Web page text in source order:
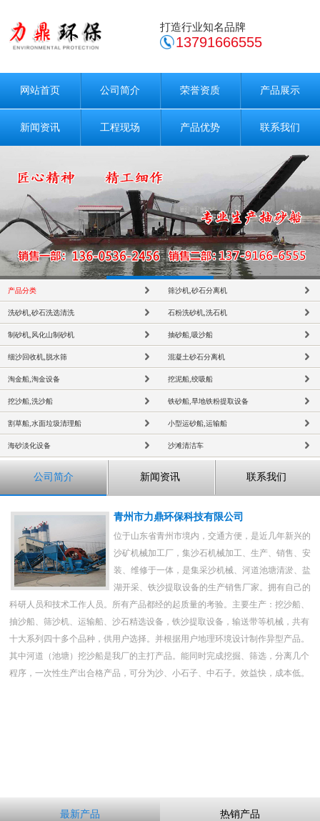
打造行业知名品牌
13791666555
网站首页 公司简介 荣誉资质 产品展示
新闻资讯 工程现场 产品优势 联系我们
产品分类 筛沙机,砂石分离机
洗砂机,砂石洗选清洗 石粉洗砂机,洗石机
制砂机,风化山制砂机 抽砂船,吸沙船
细沙回收机,脱水筛 混凝土砂石分离机
淘金船,淘金设备 挖泥船,绞吸船
挖沙船,洗沙船 铁砂船,旱地铁粉提取设备
割草船,水面垃圾清理船 小型运砂船,运输船
海砂淡化设备 沙滩清洁车
公司简介 新闻资讯 联系我们
青州市力鼎环保科技有限公司
位于山东省青州市境内，交通方便，是近几年新兴的
沙矿机械加工厂，集沙石机械加工、生产、销售、安
装、维修于一体，是集采沙机械、河道池塘清淤、盐
湖开采、铁沙提取设备的生产销售厂家。拥有自己的
科研人员和技术工作人员。所有产品都经的起质量的考验。主要生产：挖沙船、
抽沙船、筛沙机、运输船、沙石精选设备，铁沙提取设备，输送带等机械，共有
十大系列四十多个品种，供用户选择。并根据用户地理环境设计制作异型产品。
其中河道（池塘）挖沙船是我厂的主打产品。能同时完成挖掘、筛选，分离几个
程序，一次性生产出合格产品，可分为沙、小石子、中石子。效益快，成本低。
最新产品 热销产品